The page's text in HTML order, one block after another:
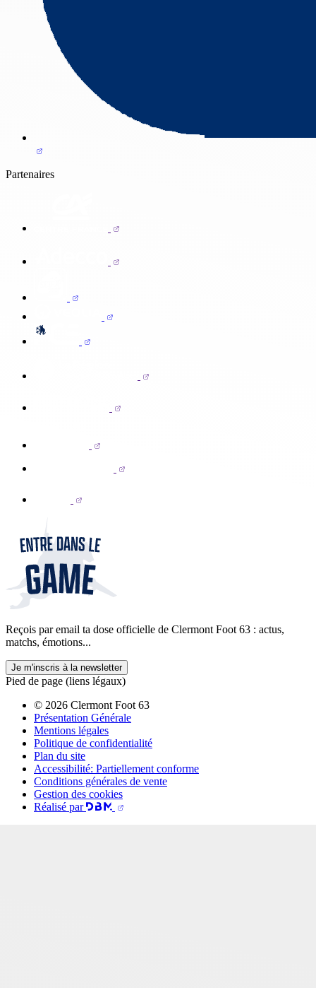
Partenaires
Reçois par email ta dose officielle de Clermont Foot 63 : actus,
matchs, émotions...
Je m'inscris à la newsletter
Pied de page (liens légaux)
© 2026 Clermont Foot 63
Présentation Générale
Mentions légales
Politique de confidentialité
Plan du site
Accessibilité: Partiellement conforme
Conditions générales de vente
Gestion des cookies
Réalisé par